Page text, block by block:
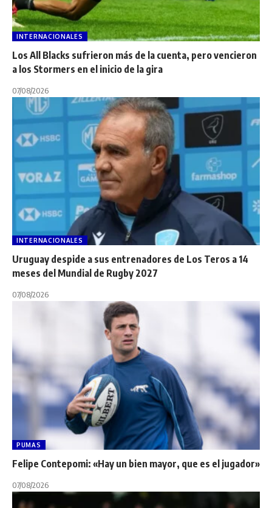
INTERNACIONALES
Los All Blacks sufrieron más de la cuenta, pero vencieron
a los Stormers en el inicio de la gira
07/08/2026
INTERNACIONALES
Uruguay despide a sus entrenadores de Los Teros a 14
meses del Mundial de Rugby 2027
07/08/2026
PUMAS
Felipe Contepomi: «Hay un bien mayor, que es el jugador»
07/08/2026